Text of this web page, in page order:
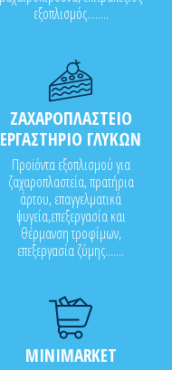
εξοπλισμός........
ΖΑΧΑΡΟΠΛΑΣΤΕΙΟ
ΕΡΓΑΣΤΗΡΙΟ ΓΛΥΚΩΝ
Προϊόντα εξοπλισμού για
ζαχαροπλαστεία, πρατήρια
άρτου, επαγγελματικά
ψυγεία,επεξεργασία και
θέρμανση τροφίμων,
επεξεργασία ζύμης.......
MINIMARKET